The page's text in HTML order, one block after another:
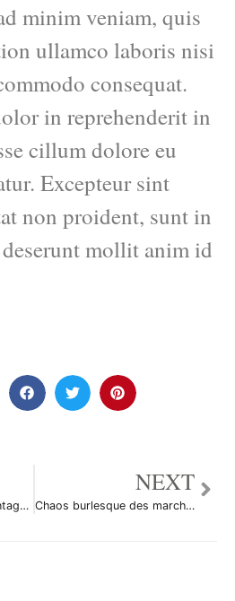
minim veniam, quis
ullamco laboris nisi
consequat.
in reprehenderit in
cillum dolore eu
Excepteur sint
non proident, sunt in
mollit anim id
Le Dollar, héros de montagnes russes financières
NEXT
Chaos burlesque des marchés et dollar facétieux